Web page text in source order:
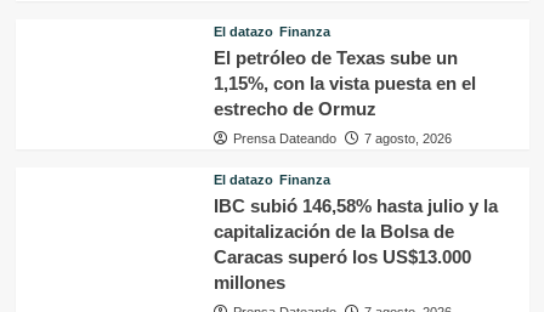
El datazo Finanza
El petróleo de Texas sube un
1,15%, con la vista puesta en el
estrecho de Ormuz
Prensa Dateando 7 agosto, 2026
El datazo Finanza
IBC subió 146,58% hasta julio y la
capitalización de la Bolsa de
Caracas superó los US$13.000
millones